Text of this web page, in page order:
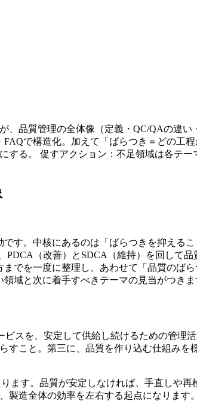
品質管理の全体像（定義・QC/QAの違
で構造化。加えて「ばらつき＝どの工
る。 促すアクション：不足領域は各テ
す。中核にあるのは「ばらつきを抑える
PDCA（改善）とSDCA（維持）を回して
でを一度に整理し、あわせて「品質のば
域と次に着手すべきテーマの見当がつきま
スを、安定して供給し続けるための管理
こと。第三に、品質を作り込む仕組み
ます。品質が安定しなければ、手直しや
造全体の効率を左右する起点になります。